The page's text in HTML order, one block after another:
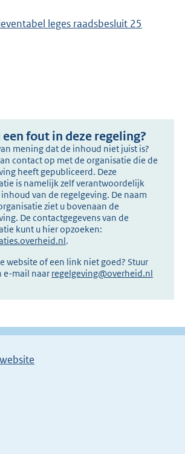
leges raadsbesluit 25
een fout in deze regeling?
mening dat de inhoud niet juist is?
contact op met de organisatie die de
heeft gepubliceerd. Deze
is namelijk zelf verantwoordelijk
van de regelgeving. De naam
ziet u bovenaan de
De contactgegevens van de
kunt u hier opzoeken:
.
website of een link niet goed? Stuur
e-mail naar regelgeving@overheid.nl